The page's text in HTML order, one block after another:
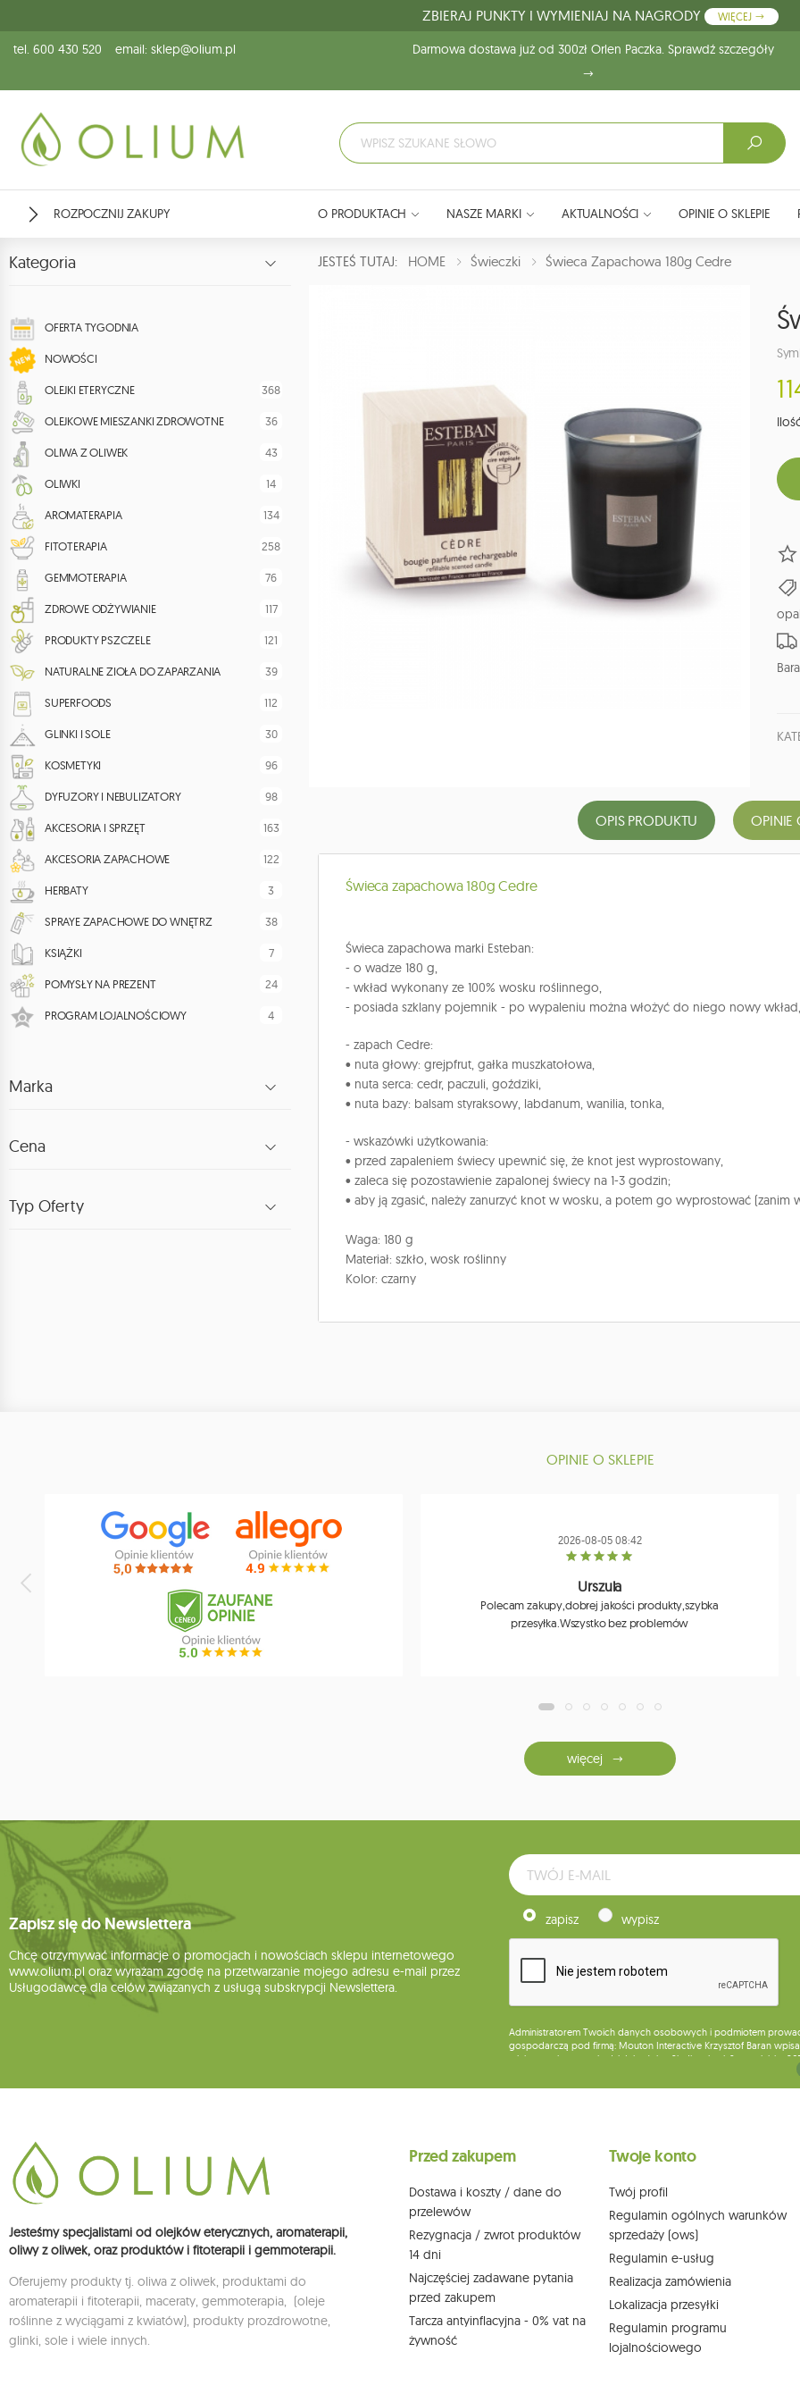
ZBIERAJ PUNKTY I WYMIENIAJ NA NAGRODY WIĘCEJ
tel. 600 430 520 email: sklep@olium.pl Darmowa dostawa już od 300zł Orlen Paczka. Sprawdź szczegóły
ROZPOCZNIJ ZAKUPY O PRODUKTACH NASZE MARKI AKTUALNOŚCI OPINIE O SKLEPIE
Kategoria
OFERTA TYGODNIA
NOWOŚCI
OLEJKI ETERYCZNE 368
OLEJKOWE MIESZANKI ZDROWOTNE 36
OLIWA Z OLIWEK 43
OLIWKI 14
AROMATERAPIA 134
FITOTERAPIA 258
GEMMOTERAPIA 76
ZDROWE ODŻYWIANIE 117
PRODUKTY PSZCZELE 121
NATURALNE ZIOŁA DO ZAPARZANIA 39
SUPERFOODS 112
GLINKI I SOLE 30
KOSMETYKI 96
DYFUZORY I NEBULIZATORY 98
AKCESORIA I SPRZĘT 163
AKCESORIA ZAPACHOWE 122
HERBATY 3
SPRAYE ZAPACHOWE DO WNĘTRZ 38
KSIĄŻKI 7
POMYSŁY NA PREZENT 24
PROGRAM LOJALNOŚCIOWY 4
Marka
Cena
Typ Oferty
JESTEŚ TUTAJ: HOME Świeczki Świeca Zapachowa 180g Cedre
OPIS PRODUKTU OPINIE
Świeca zapachowa 180g Cedre
Świeca zapachowa marki Esteban:
- o wadze 180 g,
- wkład wykonany ze 100% wosku roślinnego,
- posiada szklany pojemnik - po wypaleniu można włożyć do niego nowy wkład,
- zapach Cedre:
• nuta głowy: grejpfrut, gałka muszkatołowa,
• nuta serca: cedr, paczuli, goździki,
• nuta bazy: balsam styraksowy, labdanum, wanilia, tonka,
- wskazówki użytkowania:
• przed zapaleniem świecy upewnić się, że knot jest wyprostowany,
• zaleca się pozostawienie zapalonej świecy na 1-3 godzin;
• aby ją zgasić, należy zanurzyć knot w wosku, a potem go wyprostować (zanim
Waga: 180 g
Materiał: szkło, wosk roślinny
Kolor: czarny
OPINIE O SKLEPIE
2026-08-05 08:42
Urszula
Polecam zakupy,dobrej jakości produkty,szybka
przesyłka.Wszystko bez problemów
więcej
Zapisz się do Newslettera
Chcę otrzymywać informacje o promocjach i nowościach sklepu internetowego
www.olium.pl oraz wyrażam zgodę na przetwarzanie mojego adresu e-mail przez
Usługodawcę dla celów związanych z usługą subskrypcji Newslettera.
zapisz wypisz
Administratorem Twoich danych osobowych i podmiotem
gospodarczą pod firmą: Mouton Interactive Krzysztof Baran
miejsca wykonywania działalności w Siedlcach, ul. Starowiejska
Dane będą przetwarzane w celu wysyłki newslettera i
działem obsługi klienta Mouton Interactive pod adresem e-mail
Jesteśmy specjalistami od olejków eterycznych, aromaterapii,
oliwy z oliwek, oraz produktów i fitoterapii i gemmoterapii.
Oferujemy produkty tj. oliwa z oliwek, produktami do
aromaterapii i fitoterapii, maceraty, gemmoterapia, (oleje
roślinne z wyciągami z kwiatów), produkty prozdrowotne,
glinki, sole i wiele innych.
Przed zakupem
Dostawa i koszty / dane do
przelewów
Rezygnacja / zwrot produktów
14 dni
Najczęściej zadawane pytania
przed zakupem
Tarcza antyinflacyjna - 0% vat na
żywność
Twoje konto
Twój profil
Regulamin ogólnych warunków
sprzedaży (ows)
Regulamin e-usług
Realizacja zamówienia
Lokalizacja przesyłki
Regulamin programu
lojalnościowego